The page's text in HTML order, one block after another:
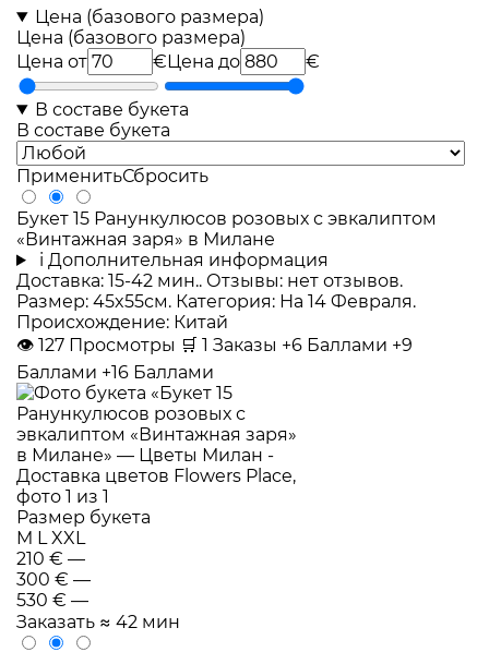
Цена (базового размера)
Цена (базового размера)
Цена от
€Цена до €
В составе букета
В составе букета
ПрименитьСбросить
Букет 15 Ранункулюсов розовых с эвкалиптом
«Винтажная заря» в Милане
i Дополнительная информация
Доставка: 15-42 мин.. Отзывы: нет отзывов.
Размер: 45x55см. Категория: На 14 Февраля.
Происхождение: Китай
👁 127 Просмотры 🛒 1 Заказы +6 Баллами +9
Баллами +16 Баллами
Размер букета
M LXXL
210 € —
300 € —
530 € —
Заказать ≈ 42 мин